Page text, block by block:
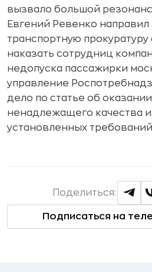
вызвало большой
Евгений Ревенко направил
транспортную
наказать сотрудниц
недопуска пассажирки
управление
дело по статье об оказании
ненадлежащего качества
установленных
Подписаться на
Поделиться: